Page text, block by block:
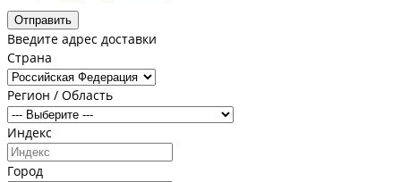
Отправить
Введите адрес доставки
Страна
Регион / Область
Индекс
Город